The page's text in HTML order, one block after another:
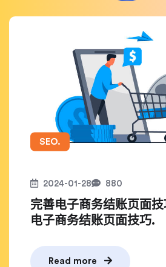
SEO.
2024-01-28 880
完善电子商务结账页面
电子商务结账页面技巧.
Read more